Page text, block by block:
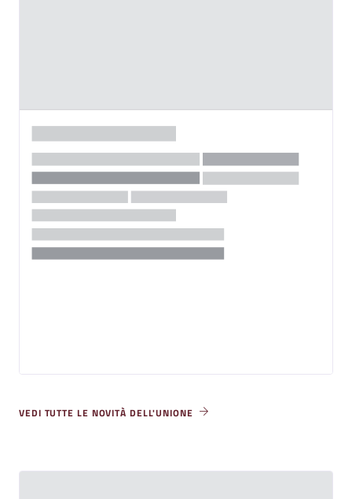
VEDI TUTTE LE NOVITÀ DELL'UNIONE